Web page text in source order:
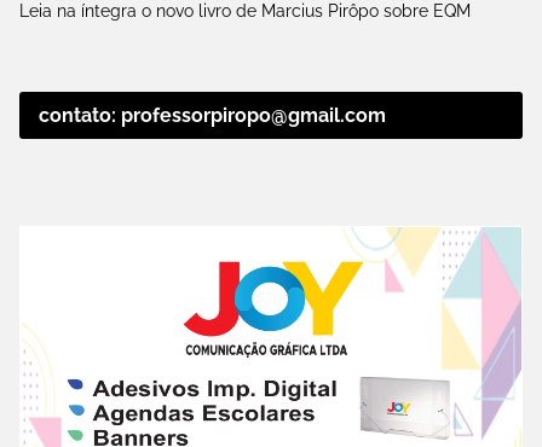
Leia na íntegra o novo livro de Marcius Pirôpo sobre EQM
contato: professorpiropo@gmail.com